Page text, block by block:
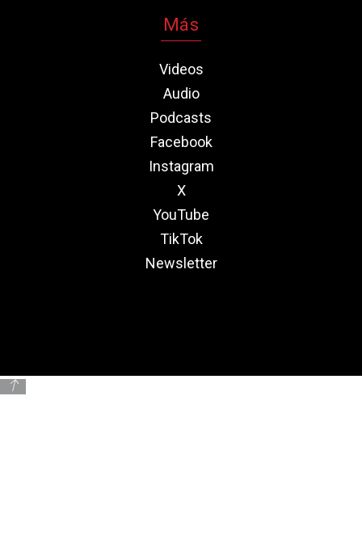
Más
Videos
Audio
Podcasts
Facebook
Instagram
X
YouTube
TikTok
Newsletter